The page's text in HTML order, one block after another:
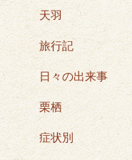
天羽
旅行記
日々の出来事
栗栖
症状別